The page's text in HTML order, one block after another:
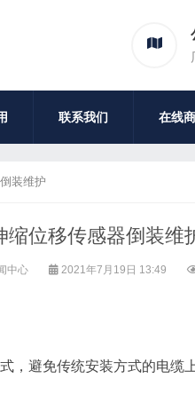
联系我们 在线
装维护
缩位移传感器倒装维
中心 2021年7月19日 13:49
，避免传统安装方式的电缆